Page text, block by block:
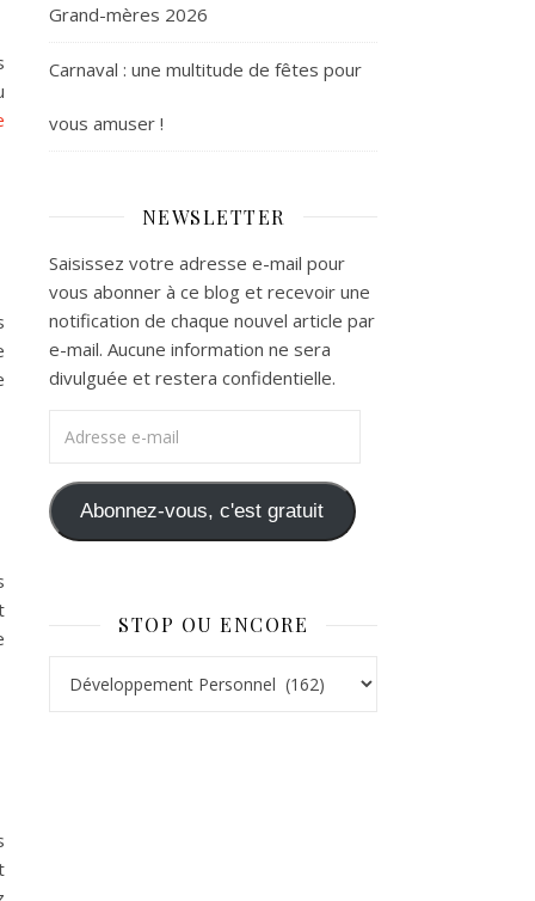
Grand-mères 2026
Carnaval : une multitude de fêtes pour
vous amuser !
NEWSLETTER
Saisissez votre adresse e-mail pour
vous abonner à ce blog et recevoir une
notification de chaque nouvel article par
e-mail. Aucune information ne sera
divulguée et restera confidentielle.
Abonnez-vous, c'est gratuit
STOP OU ENCORE